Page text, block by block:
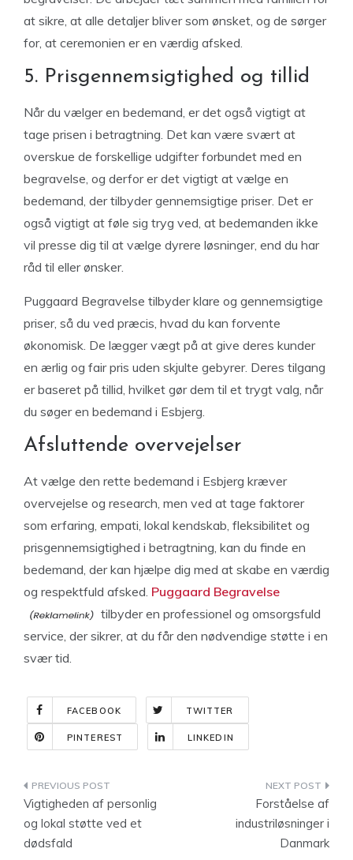
at sikre, at alle detaljer bliver som ønsket, og de sørger
for, at ceremonien er en værdig afsked.
5. Prisgennemsigtighed og tillid
Når du vælger en bedemand, er det også vigtigt at
tage prisen i betragtning. Det kan være svært at
overskue de forskellige udgifter forbundet med en
begravelse, og derfor er det vigtigt at vælge en
bedemand, der tilbyder gennemsigtige priser. Det er
også vigtigt at føle sig tryg ved, at bedemanden ikke
vil presse dig til at vælge dyrere løsninger, end du har
råd til eller ønsker.
Puggaard Begravelse tilbyder klare og gennemsigtige
priser, så du ved præcis, hvad du kan forvente
økonomisk. De lægger vægt på at give deres kunder
en ærlig og fair pris uden skjulte gebyrer. Deres tilgang
er baseret på tillid, hvilket gør dem til et trygt valg, når
du søger en bedemand i Esbjerg.
Afsluttende overvejelser
At vælge den rette bedemand i Esbjerg kræver
overvejelse og research, men ved at tage faktorer
som erfaring, empati, lokal kendskab, fleksibilitet og
prisgennemsigtighed i betragtning, kan du finde en
bedemand, der kan hjælpe dig med at skabe en værdig
og respektfuld afsked. Puggaard Begravelse
tilbyder en professionel og omsorgsfuld
service, der sikrer, at du får den nødvendige støtte i en
svær tid.
FACEBOOK TWITTER
PINTEREST LINKEDIN
Indlægsnavigation
Vigtigheden af personlig
og lokal støtte ved et
dødsfald
Forståelse af
industriløsninger i
Danmark